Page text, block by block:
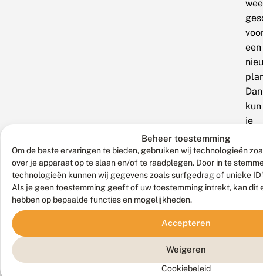
Beheer toestemming
Om de beste ervaringen te bieden, gebruiken wij technologieën
over je apparaat op te slaan en/of te raadplegen. Door in te
technologieën kunnen wij gegevens zoals surfgedrag of unieke
Als je geen toestemming geeft of uw toestemming intrekt, kan dit
hebben op bepaalde functies en mogelijkheden.
Accepteren
Weigeren
Cookiebeleid
een
Dan
kun
je
de
in
de